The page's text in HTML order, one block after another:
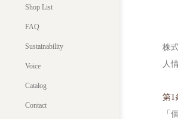
Shop List
FAQ
Sustainability
Voice
Catalog
Contact
株
人
第1
「